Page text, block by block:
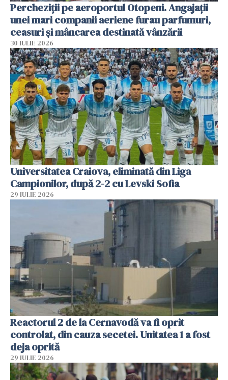
Percheziții pe aeroportul Otopeni. Angajații
unei mari companii aeriene furau parfumuri,
ceasuri și mâncarea destinată vânzării
30 IULIE 2026
Universitatea Craiova, eliminată din Liga
Campionilor, după 2-2 cu Levski Sofia
29 IULIE 2026
Reactorul 2 de la Cernavodă va fi oprit
controlat, din cauza secetei. Unitatea 1 a fost
deja oprită
29 IULIE 2026